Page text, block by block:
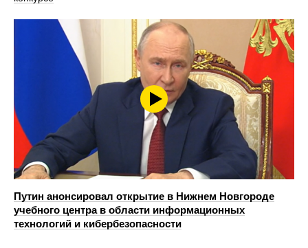
Путин анонсировал открытие в Нижнем Новгороде
учебного центра в области информационных
технологий и кибербезопасности